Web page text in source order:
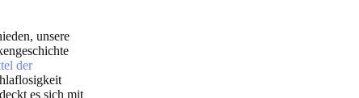
unsere
der
es sich mit